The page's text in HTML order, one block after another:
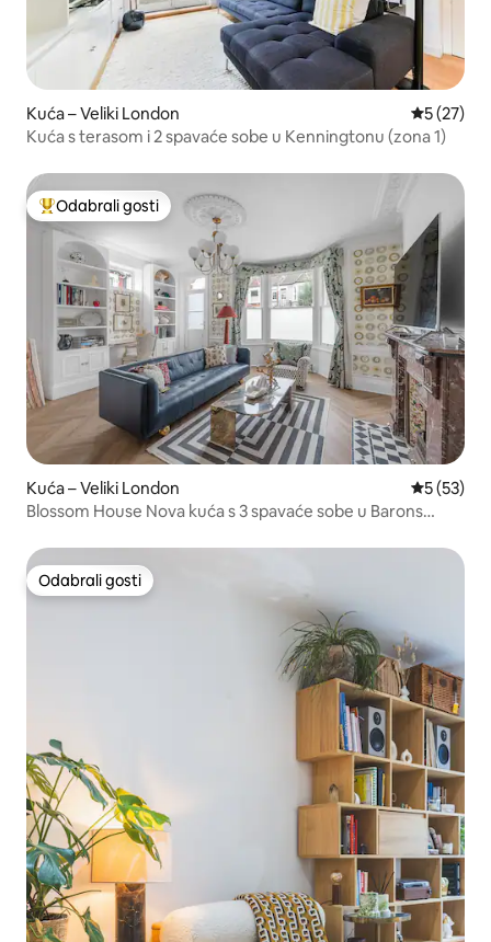
Kuća – Veliki London Prosječna
5 (27)
Kuća s terasom i 2 spavaće sobe u Kenningtonu (zona 1)
Među najviše rangiranima s oznakom „Odabrali gosti”
Odabrali gosti
Kuća – Veliki London Prosječna
5 (53)
Blossom House Nova kuća s 3 spavaće sobe u Barons
Odabrali gosti
Odabrali gosti